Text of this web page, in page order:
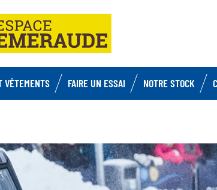
VÊTEMENTS FAIRE UN ESSAI NOTRE STOCK